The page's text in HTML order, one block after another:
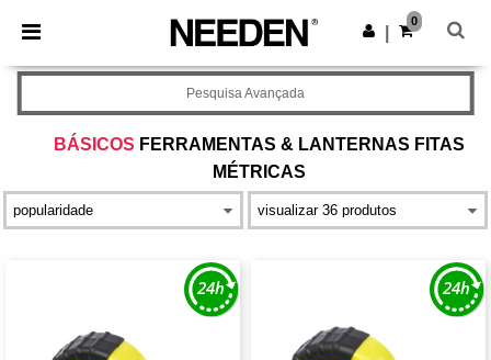
× App Needen
Melhores preços na app!
Obter app
0
BÁSICOS FERRAMENTAS & LANTERNAS FITAS
MÉTRICAS
Pesquisa Avançada